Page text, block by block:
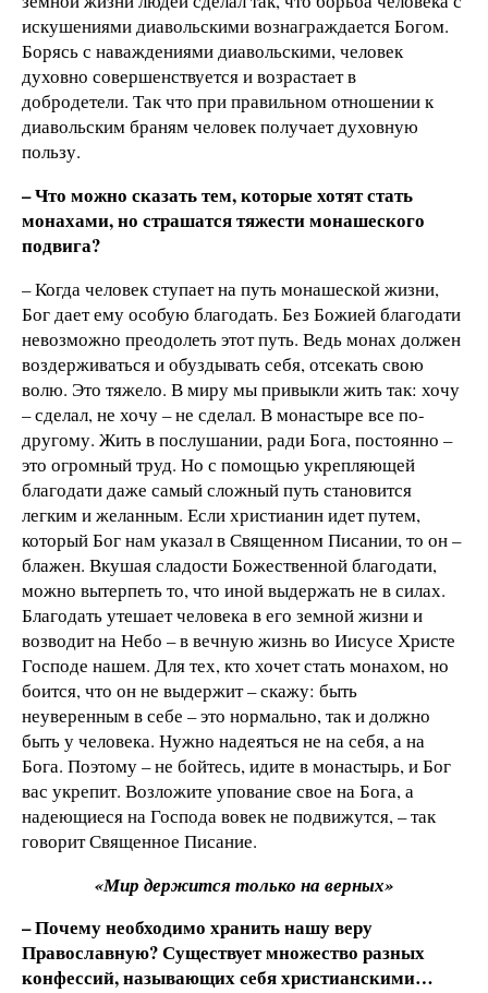
искушениями диавольскими вознаграждается Богом.
Борясь с наваждениями диавольскими, человек
духовно совершенствуется и возрастает в
добродетели. Так что при правильном отношении к
диавольским браням человек получает духовную
пользу.
– Что можно сказать тем, которые хотят стать
монахами, но страшатся тяжести монашеского
подвига?
– Когда человек ступает на путь монашеской жизни,
Бог дает ему особую благодать. Без Божией благодати
невозможно преодолеть этот путь. Ведь монах должен
воздерживаться и обуздывать себя, отсекать свою
волю. Это тяжело. В миру мы привыкли жить так: хочу
– сделал, не хочу – не сделал. В монастыре все по-
другому. Жить в послушании, ради Бога, постоянно –
это огромный труд. Но с помощью укрепляющей
благодати даже самый сложный путь становится
легким и желанным. Если христианин идет путем,
который Бог нам указал в Священном Писании, то он –
блажен. Вкушая сладости Божественной благодати,
можно вытерпеть то, что иной выдержать не в силах.
Благодать утешает человека в его земной жизни и
возводит на Небо – в вечную жизнь во Иисусе Христе
Господе нашем. Для тех, кто хочет стать монахом, но
боится, что он не выдержит – скажу: быть
неуверенным в себе – это нормально, так и должно
быть у человека. Нужно надеяться не на себя, а на
Бога. Поэтому – не бойтесь, идите в монастырь, и Бог
вас укрепит. Возложите упование свое на Бога, а
надеющиеся на Господа вовек не подвижутся, – так
говорит Священное Писание.
«Мир держится только на верных»
– Почему необходимо хранить нашу веру
Православную? Существует множество разных
конфессий, называющих себя христианскими…